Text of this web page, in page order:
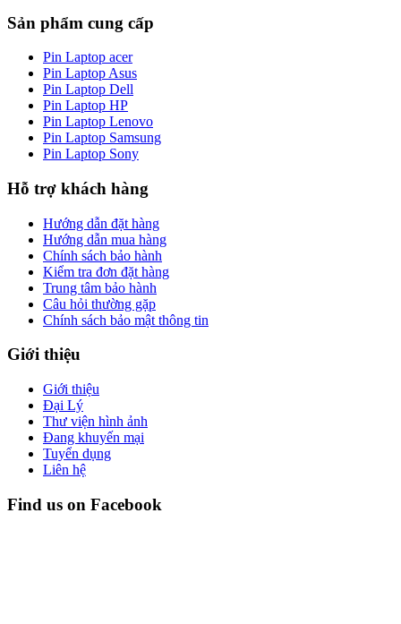
là:
750.000 ₫.
Sản phẩm cung cấp
Pin Laptop acer
Pin Laptop Asus
Pin Laptop Dell
Pin Laptop HP
Pin Laptop Lenovo
Pin Laptop Samsung
Pin Laptop Sony
Hỗ trợ khách hàng
Hướng dẫn đặt hàng
Hướng dẫn mua hàng
Chính sách bảo hành
Kiểm tra đơn đặt hàng
Trung tâm bảo hành
Câu hỏi thường gặp
Chính sách bảo mật thông tin
Giới thiệu
Giới thiệu
Đại Lý
Thư viện hình ảnh
Đang khuyến mại
Tuyển dụng
Liên hệ
Find us on Facebook